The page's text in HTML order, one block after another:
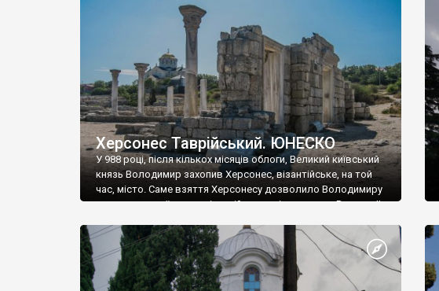
візантійської доби. Раритети викрадені з фондів об’єкту
культурної спадщини ЮНЕСКО «Херсонеса Таврійського».
Офіційно – на виставку «Золото Візантії», але експерти та
влада в Україні вважають це лише […]
Херсонес Таврійський. ЮНЕСКО
У 988 році, після кількох місяців облоги, Великий київський
князь Володимир захопив Херсонес, візантійське, на той
час, місто. Саме взяття Херсонесу дозволило Володимиру
диктувати свої умови візантійському імператору Василю ІІ,
Херсонесі Володимир-язичник, став Василем-
християнином. А потім було Хрещення Русі. На честь
Херсонесу Таврійського названо місто […]